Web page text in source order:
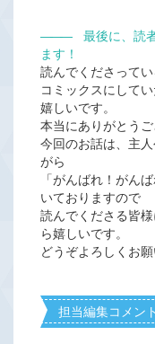
―――最後に、読者
ます！
読んでくださって
コミックスにして
嬉しいです。
本当にありがとうご
今回のお話は、主
がら
「がんばれ！がん
いておりますので
読んでくださる皆
ら嬉しいです。
どうぞよろしくお
担当編集コメント